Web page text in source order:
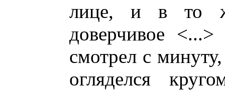
лице, и в то
доверчивое <...>
смотрел с
огляделся